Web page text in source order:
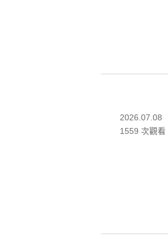
2026.07.08
1559 次觀看